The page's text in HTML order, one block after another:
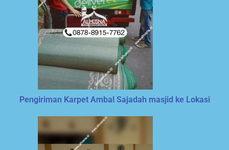
Pengiriman Karpet Ambal Sajadah masjid ke Lokasi